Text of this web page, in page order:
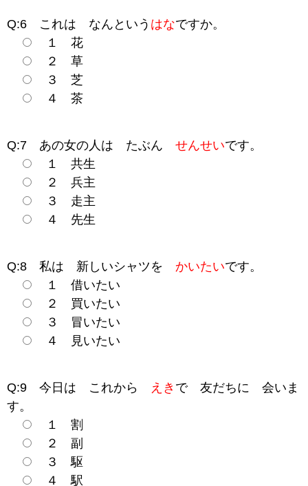
Q:6 これは なんという はなですか。
１ 花
２ 草
３ 芝
４ 茶
Q:7 あの女の人は たぶん せんせいです。
１ 共生
２ 兵主
３ 走主
４ 先生
Q:8 私は 新しいシャツを かいたいです。
１ 借いたい
２ 買いたい
３ 冒いたい
４ 見いたい
Q:9 今日は これから えき で 友だちに 会いま
す。
１ 割
２ 副
３ 駆
４ 駅